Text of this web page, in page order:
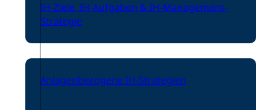
IH-Ziele, IH-Aufgaben & IH-Management-
Strategie
Anlagenbezogene IH-Strategien